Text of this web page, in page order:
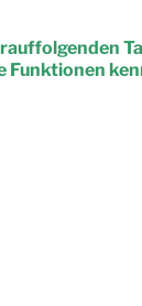
Funktionen